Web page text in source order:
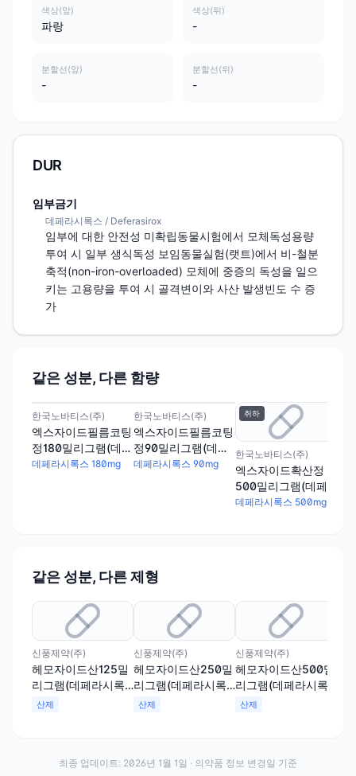
색상(앞)
파랑
색상(뒤)
-
분할선(앞)
-
분할선(뒤)
-
DUR
임부금기
데페라시록스 / Deferasirox
임부에 대한 안전성 미확립동물시험에서 모체독성용량
투여 시 일부 생식독성 보임동물실험(랫트)에서 비-철분
축적(non-iron-overloaded) 모체에 중증의 독성을 일으
키는 고용량을 투여 시 골격변이와 사산 발생빈도 수 증
가
같은 성분, 다른 함량
한국노바티스(주)
엑스자이드필름코팅
정180밀리그램(데페
라시록스)
데페라시록스 180mg
한국노바티스(주)
엑스자이드필름코팅
정90밀리그램(데페
라시록스)
데페라시록스 90mg
취하
한국노바티스(주)
엑스자이드확산정
500밀리그램(데페
라시록스)
데페라시록스 500mg
같은 성분, 다른 제형
신풍제약(주)
헤모자이드산125밀
리그램(데페라시록
스)
산제
신풍제약(주)
헤모자이드산250밀
리그램(데페라시록
스)
산제
신풍제약(주)
헤모자이드산500밀
리그램(데페라시록
스)
산제
최종 업데이트: 2026년 1월 1일 · 의약품 정보 변경일 기준